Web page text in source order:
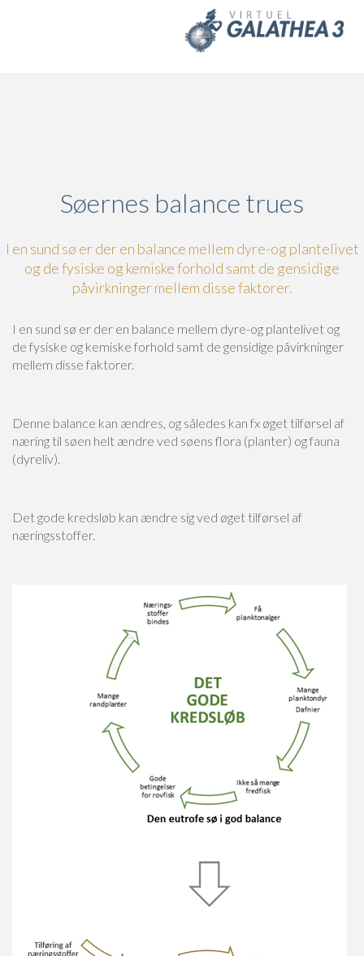
Søernes balance trues
I en sund sø er der en balance mellem dyre-og plantelivet
og de fysiske og kemiske forhold samt de gensidige
påvirkninger mellem disse faktorer.
I en sund sø er der en balance mellem dyre-og plantelivet og
de fysiske og kemiske forhold samt de gensidige påvirkninger
mellem disse faktorer.
Denne balance kan ændres, og således kan fx øget tilførsel af
næring til søen helt ændre ved søens flora (planter) og fauna
(dyreliv).
Det gode kredsløb kan ændre sig ved øget tilførsel af
næringsstoffer.